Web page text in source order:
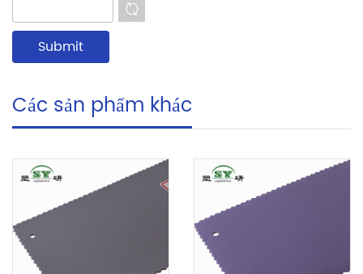
Các sản phẩm khác